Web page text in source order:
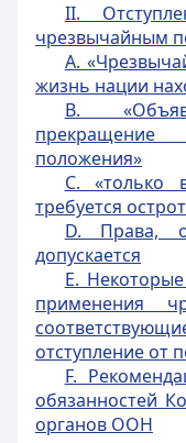
II.
чрезвычайным
A.
жизнь нации
B.
прекращение
положения»
C. «только
требуется
D. Права,
допускается
E.
применения
отступление от
F.
обязанностей
органов ООН